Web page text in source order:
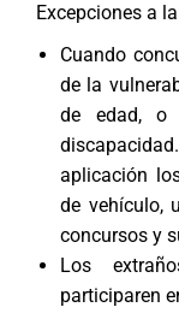
Excepciones a
Cuando
de la
de edad, o
aplicación
de vehículo,
concursos y
Los
participaren